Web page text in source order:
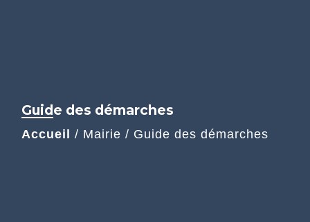
Guide des démarches
Accueil / Mairie / Guide des démarches